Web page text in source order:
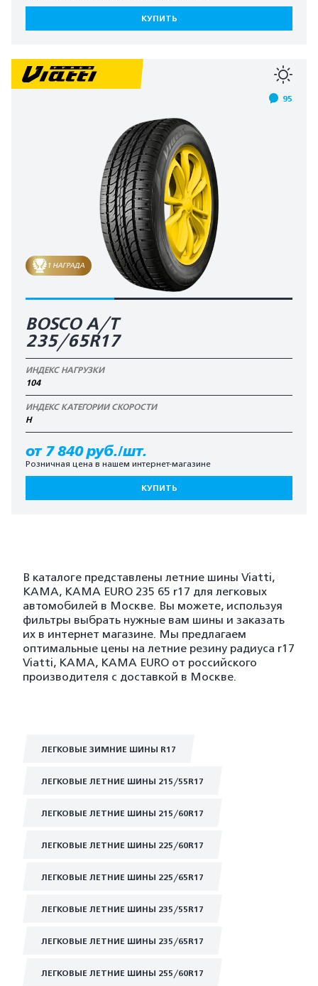
КУПИТЬ
95
1 НАГРАДА
BOSCO A/T
235/65R17
ИНДЕКС НАГРУЗКИ
104
ИНДЕКС КАТЕГОРИИ СКОРОСТИ
H
от 7 840 руб./шт.
Розничная цена в нашем интернет-магазине
КУПИТЬ
В каталоге представлены летние шины Viatti,
KAMA, KAMA EURO 235 65 r17 для легковых
автомобилей в Москве. Вы можете, используя
фильтры выбрать нужные вам шины и заказать
их в интернет магазине. Мы предлагаем
оптимальные цены на летние резину радиуса r17
Viatti, KAMA, KAMA EURO от российского
производителя с доставкой в Москве.
ЛЕГКОВЫЕ ЗИМНИЕ ШИНЫ R17
ЛЕГКОВЫЕ ЛЕТНИЕ ШИНЫ 215/55R17
ЛЕГКОВЫЕ ЛЕТНИЕ ШИНЫ 215/60R17
ЛЕГКОВЫЕ ЛЕТНИЕ ШИНЫ 225/60R17
ЛЕГКОВЫЕ ЛЕТНИЕ ШИНЫ 225/65R17
ЛЕГКОВЫЕ ЛЕТНИЕ ШИНЫ 235/55R17
ЛЕГКОВЫЕ ЛЕТНИЕ ШИНЫ 235/65R17
ЛЕГКОВЫЕ ЛЕТНИЕ ШИНЫ 255/60R17